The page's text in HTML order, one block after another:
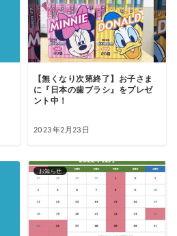
【無くなり次第終了】お子さま
に『日本の歯ブラシ』をプレゼ
ント中！
2023年2月23日
お知らせ